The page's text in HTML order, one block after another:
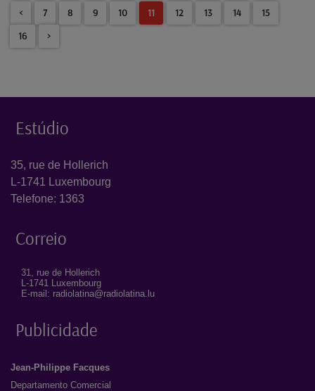
< 7 8 9 10 11 12 13 14
15
16
>
Estúdio
35, rue de Hollerich
L-1741 Luxembourg
Telefone: 1363
Correio
31, rue de Hollerich
L-1741 Luxembourg
E-mail: radiolatina@radiolatina.lu
Publicidade
Jean-Philippe Facques
Departamento Comercial